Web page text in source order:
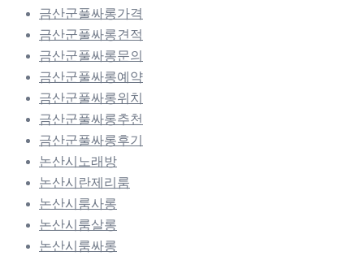
금산군풀싸롱가격
금산군풀싸롱견적
금산군풀싸롱문의
금산군풀싸롱예약
금산군풀싸롱위치
금산군풀싸롱추천
금산군풀싸롱후기
논산시노래방
논산시란제리룸
논산시룸사롱
논산시룸살롱
논산시룸싸롱